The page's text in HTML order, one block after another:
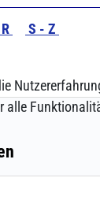
alle